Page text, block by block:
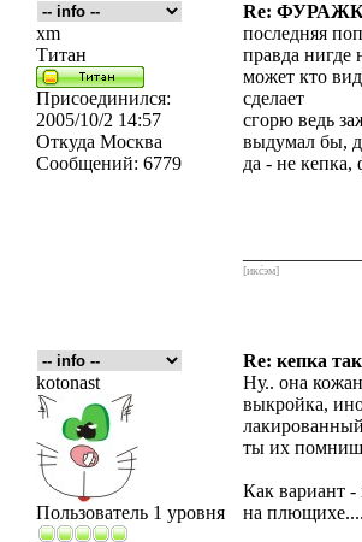
Re:
xm
Титан
Присоединился:
2005/10/2 14:57
Откуда Москва
Сообщений: 6779
последняя
правда нигде
может кто
сделает
сгорю ведь
выдумал бы,
да - не
[икс́эм]
Re: кепка
kotonast
Пользователь 1 уровня
Ну.. она
выкройка,
ты их
Как вариант -
на плющихе....